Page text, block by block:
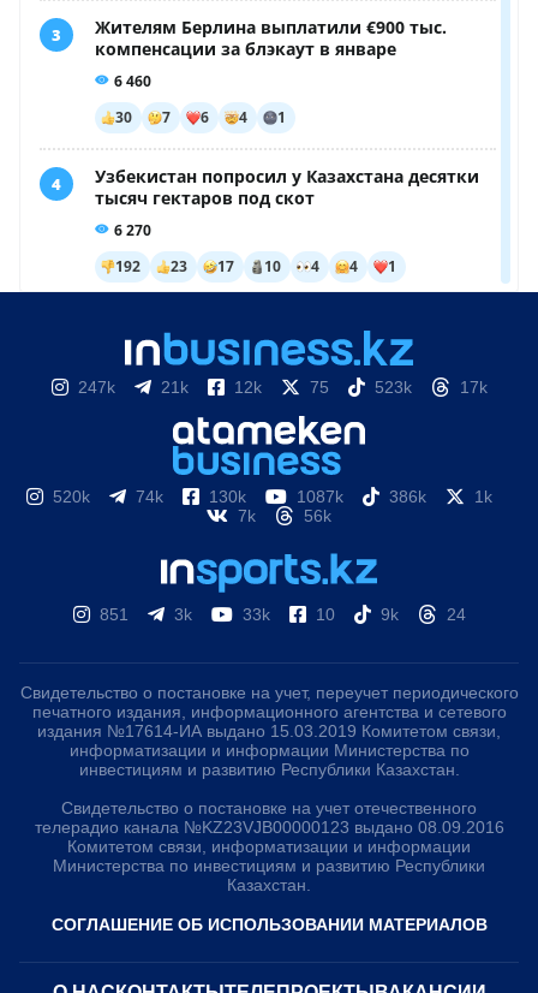
247k 21k 12k 75 523k 17k
520k 74k 130k 1087k 386k
1k
7k
56k
851 3k 33k 10 9k 24
Свидетельство о постановке на учет, переучет периодического
печатного издания, информационного агентства и сетевого
издания №17614-ИА выдано 15.03.2019 Комитетом связи,
информатизации и информации Министерства по
инвестициям и развитию Республики Казахстан.
Свидетельство о постановке на учет отечественного
телерадио канала №KZ23VJB00000123 выдано 08.09.2016
Комитетом связи, информатизации и информации
Министерства по инвестициям и развитию Республики
Казахстан.
СОГЛАШЕНИЕ ОБ ИСПОЛЬЗОВАНИИ МАТЕРИАЛОВ